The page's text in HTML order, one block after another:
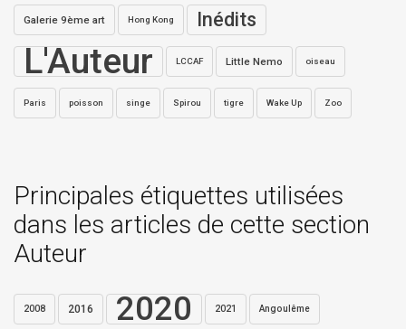
Galerie 9ème art Hong Kong Inédits
L'Auteur LCCAF Little Nemo oiseau
Paris poisson singe Spirou tigre Wake Up Zoo
Principales étiquettes utilisées
dans les articles de cette section
Auteur
2008 2016 2020 2021 Angoulême